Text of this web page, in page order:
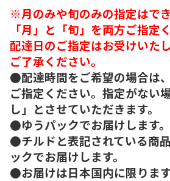
※月のみや旬のみの指定はで
「月」と「旬」を両方ご指定
配達日のご指定はお受けいた
ご了承ください。
●配達時間をご希望の場合は
ご指定ください。指定がない
し」とさせていただきます。
●ゆうパックでお届けします。
●チルドと表記されている商
ックでお届けします。
●お届けは日本国内に限ります